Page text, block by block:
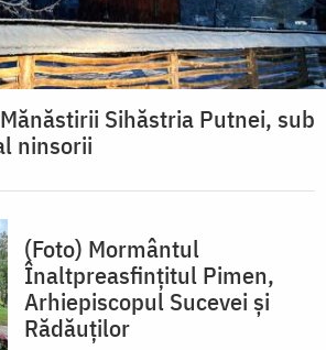
Sihăstria Putnei, sub
ninsorii
(Foto) Mormântul
Înaltpreasfințitul Pimen,
Arhiepiscopul Sucevei și
Rădăuților